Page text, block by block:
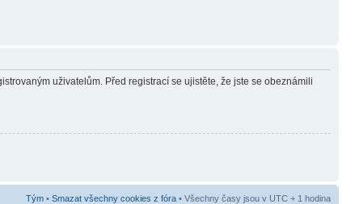
uživatelům. Před registrací se ujistěte, že jste se obeznámili
Tým • Smazat všechny cookies z fóra • Všechny časy jsou v UTC + 1 hodina